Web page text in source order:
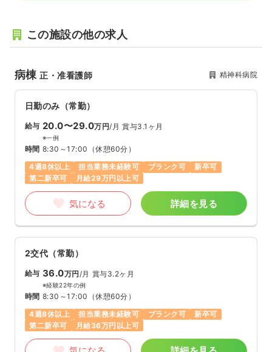
この施設の他の求人
病棟正・准看護師 精神科病院
日勤のみ（常勤）
給与 20.0〜29.0万円/月 賞与3.1ヶ月
※一例
時間 8:30～17:00 （休憩60分）
4週8休以上
担当業務未経験可 ブランク可
新卒可
第二新卒可
月給29万円以上可
気になる 詳細を見る
2交代（常勤）
給与 36.0万円/月 賞与3.2ヶ月
※経験22年の例
時間 8:30～17:00 （休憩60分）
4週8休以上
担当業務未経験可 ブランク可
新卒可
第二新卒可
月給36万円以上可